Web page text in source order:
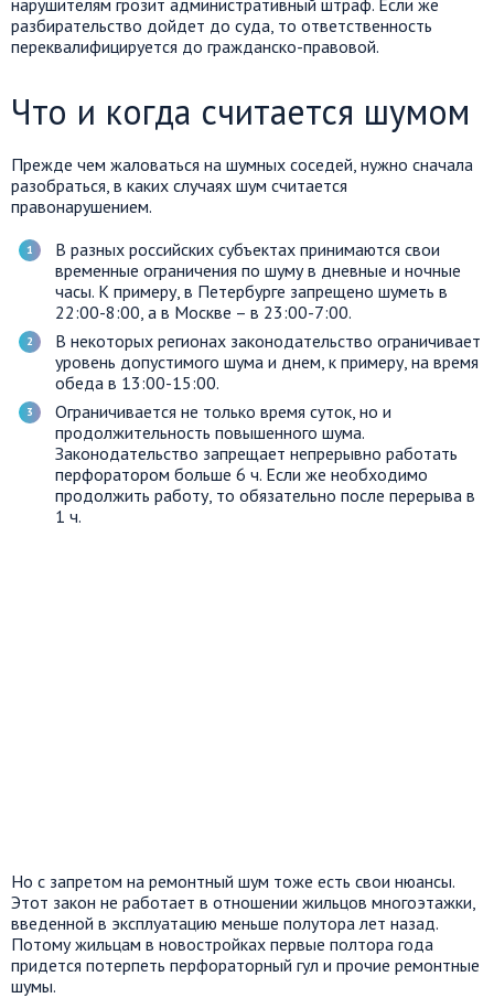
нарушителям грозит административный штраф. Если же
разбирательство дойдет до суда, то ответственность
переквалифицируется до гражданско-правовой.
Что и когда считается шумом
Прежде чем жаловаться на шумных соседей, нужно сначала
разобраться, в каких случаях шум считается
правонарушением.
В разных российских субъектах принимаются свои
временные ограничения по шуму в дневные и ночные
часы. К примеру, в Петербурге запрещено шуметь в
22:00-8:00, а в Москве – в 23:00-7:00.
В некоторых регионах законодательство ограничивает
уровень допустимого шума и днем, к примеру, на время
обеда в 13:00-15:00.
Ограничивается не только время суток, но и
продолжительность повышенного шума.
Законодательство запрещает непрерывно работать
перфоратором больше 6 ч. Если же необходимо
продолжить работу, то обязательно после перерыва в
1 ч.
Но с запретом на ремонтный шум тоже есть свои нюансы.
Этот закон не работает в отношении жильцов многоэтажки,
введенной в эксплуатацию меньше полутора лет назад.
Потому жильцам в новостройках первые полтора года
придется потерпеть перфораторный гул и прочие ремонтные
шумы.